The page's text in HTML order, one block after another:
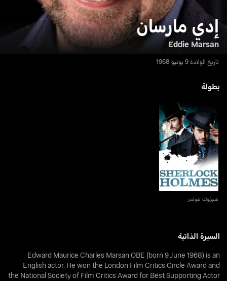
إدي مارسان
Eddie Marsan
تاريخ الولادة 9 يونيو 1968
بطولة
شيرلوك هولمز
شيرلوك هولمز
السيرة الذاتية
Edward Maurice Charles Marsan OBE (born 9 June 1968) is an
English actor. He won the London Film Critics Circle Award and
the National Society of Film Critics Award for Best Supporting Actor